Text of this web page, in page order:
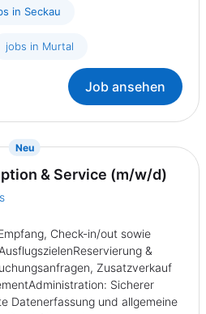
in Seckau
jobs in Murtal
Job ansehen
Neu{prompt.job}
& Service (m/w/d)
Check-in/out sowie
&
Zusatzverkauf
Sicherer
Datenerfassung und allgemeine